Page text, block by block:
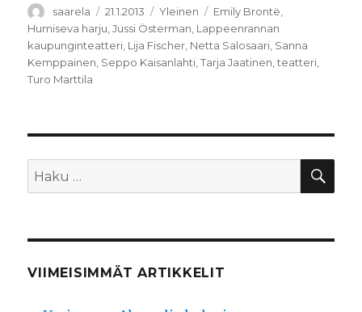
Kirjoittaja
saarela Julkaistu
21.1.2013 Kategoriat
Yleinen Avainsanat
Emily Brontë
Humiseva harju ,Jussi Österman Lappeenrannan
kaupunginteatteri Lija Fischer Netta Salosaari Sanna
Kemppainen Seppo Kaisanlahti ,Tarja Jaatinen ,teatteri
Turo Marttila
Etsi:
VIIMEISIMMÄT ARTIKKELIT